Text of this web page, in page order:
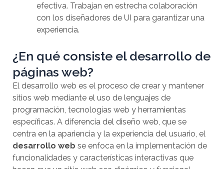
efectiva. Trabajan en estrecha colaboración
con los diseñadores de UI para garantizar una
experiencia.
¿En qué consiste el desarrollo de
páginas web?
El desarrollo web es el proceso de crear y mantener
sitios web mediante el uso de lenguajes de
programación, tecnologías web y herramientas
específicas. A diferencia del diseño web, que se
centra en la apariencia y la experiencia del usuario, el
desarrollo web se enfoca en la implementación de
funcionalidades y características interactivas que